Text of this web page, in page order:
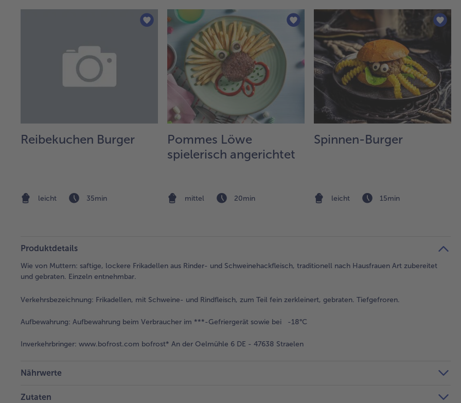
Reibekuchen Burger
leicht 35min
Pommes Löwe
spielerisch angerichtet
mittel 20min
Spinnen-Burger
leicht 15min
Produktdetails
Wie von Muttern: saftige, lockere Frikadellen aus Rinder- und Schweinehackfleisch, traditionell nach Hausfrauen Art zubereitet
und gebraten. Einzeln entnehmbar.
Verkehrsbezeichnung: Frikadellen, mit Schweine- und Rindfleisch, zum Teil fein zerkleinert, gebraten. Tiefgefroren.
Aufbewahrung: Aufbewahrung beim Verbraucher im ***-Gefriergerät sowie bei -18°C
Inverkehrbringer: www.bofrost.com bofrost* An der Oelmühle 6 DE - 47638 Straelen
Nährwerte
Zutaten